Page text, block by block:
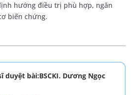
hướng điều trị phù hợp, ngăn
biến chứng.
duyệt bài:BSCKI. Dương Ngọc